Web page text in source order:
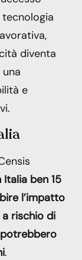
tecnologia
diventa
e
ben 15
l’impatto
rischio di
.